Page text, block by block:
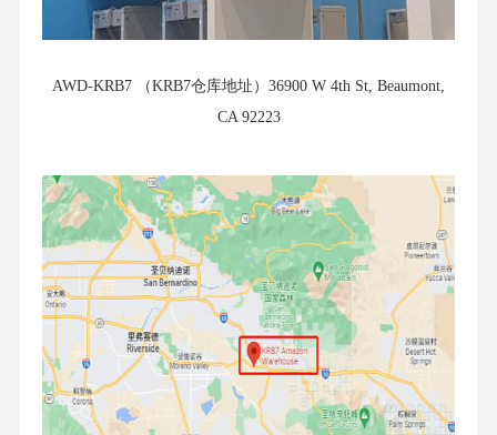
AWD-KRB7 （KRB7仓库地址 ）36900 W 4th St, Beaumont,
CA 92223